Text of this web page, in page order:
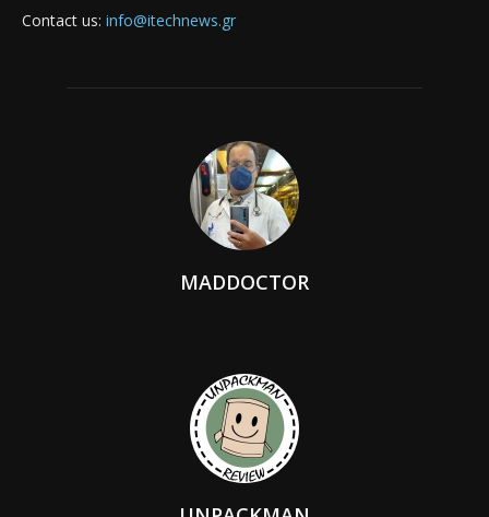
Contact us: info@itechnews.gr
MADDOCTOR